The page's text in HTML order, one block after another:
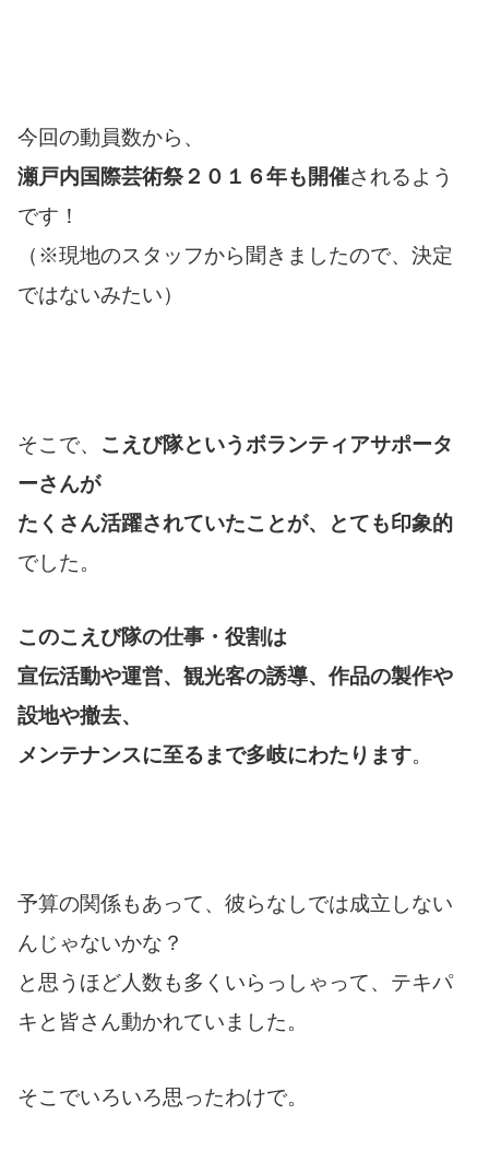
今回の動員数から、
瀬戸内国際芸術祭２０１６年も開催されるよう
です！
（※現地のスタッフから聞きましたので、決定
ではないみたい）
そこで、 こえび隊というボランティアサポータ
ーさんが
たくさん活躍されていたことが、とても印象的
でした。
このこえび隊の仕事・役割は
宣伝活動や運営、観光客の誘導、作品の製作や
設地や撤去、
メンテナンスに至るまで多岐にわたります。
予算の関係もあって、彼らなしでは成立しない
んじゃないかな？
と思うほど人数も多くいらっしゃって、テキパ
キと皆さん動かれていました。
そこでいろいろ思ったわけで。